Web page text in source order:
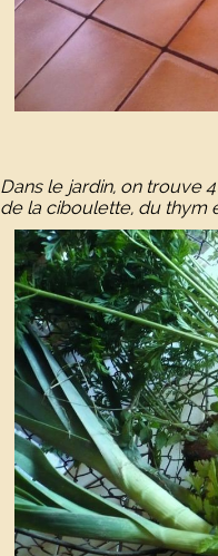
Dans le jardin, on trouve
de la ciboulette, du thym